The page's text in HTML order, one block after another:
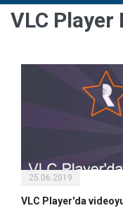
VLC
25.06.2019
VLC Player'da